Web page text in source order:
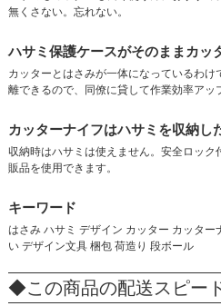
無くさない。忘れない。
ハサミ保護ケースがそのままカッ
カッターとはさみが一体になっているわ
離できるので、同僚に貸して作業効率アッ
カッターナイフはハサミを収納し
収納時はハサミは使えません。安全ロッ
販品を使用できます。
キーワード
はさみ ハサミ デザイン カッター カッタ
い デザイン文具 梱包 荷造り 段ボール
◆この商品の配送スピー